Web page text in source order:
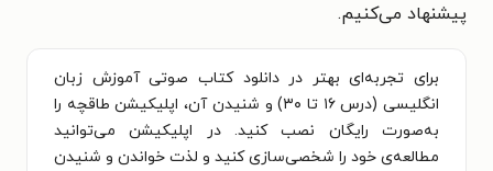
پیشنهاد می‌کنیم.
برای تجربه‌ای بهتر در دانلود کتاب صوتی آموزش زبان
انگلیسی (درس ۱۶ تا ۳۰) و شنیدن آن، اپلیکیشن طاقچه را
به‌صورت رایگان نصب کنید. در اپلیکیشن می‌توانید
مطالعه‌ی خود را شخصی‌سازی کنید و لذت خواندن و شنیدن